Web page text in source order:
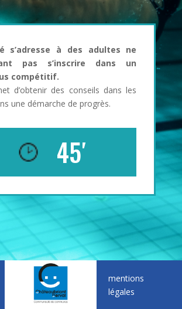
s’adresse à des adultes ne
pas s’inscrire dans un
compétitif.
d’obtenir des conseils dans les
une démarche de progrès.
45′
mentions
légales